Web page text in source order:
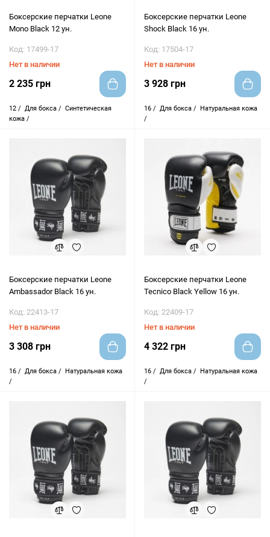
Боксерские перчатки Leone
Mono Black 12 ун.
Код: 17499-17
Нет в наличии
2 235 грн
12 / Для бокса / Синтетическая
кожа /
Боксерские перчатки Leone
Shock Black 16 ун.
Код: 17504-17
Нет в наличии
3 928 грн
16 / Для бокса / Натуральная кожа
/
Боксерские перчатки Leone
Ambassador Black 16 ун.
Код: 22413-17
Нет в наличии
3 308 грн
16 / Для бокса / Натуральная кожа
/
Боксерские перчатки Leone
Tecnico Black Yellow 16 ун.
Код: 22409-17
Нет в наличии
4 322 грн
16 / Для бокса / Натуральная кожа
/